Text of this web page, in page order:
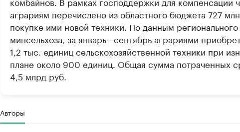
аграриям перечислено из областного бюджета 727
покупке ими новой техники. По данным регионального
минсельхоза, за январь—сентябрь аграриями
1,2 тыс. единиц сельскохозяйственной техники при
плане около 900 единиц. Общая сумма потраченных
4,5 млрд руб.
Авторы